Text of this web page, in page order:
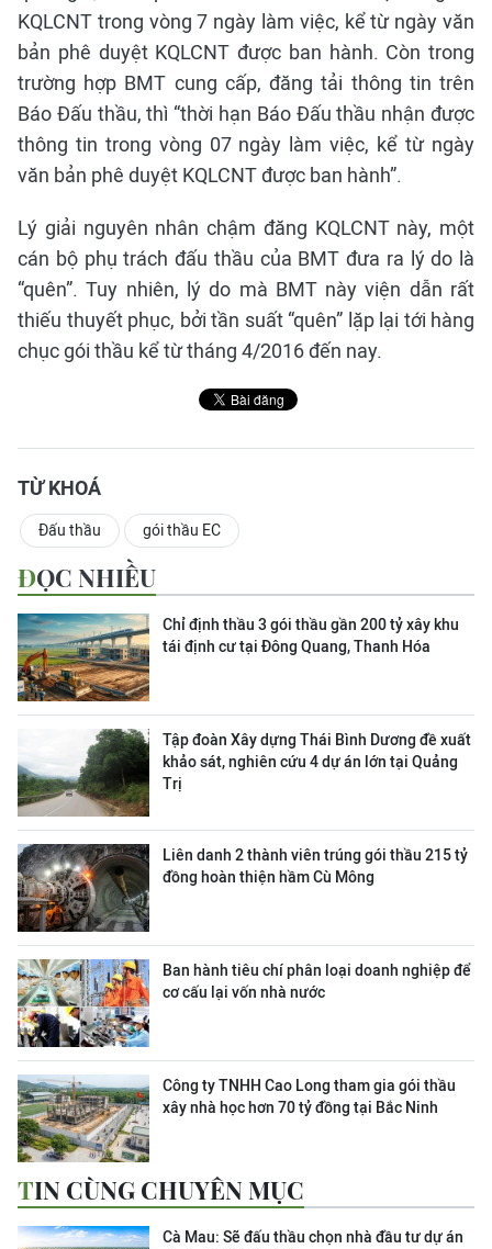
KQLCNT trong vòng 7 ngày làm việc, kể từ ngày văn
bản phê duyệt KQLCNT được ban hành. Còn trong
trường hợp BMT cung cấp, đăng tải thông tin trên
Báo Đấu thầu, thì “thời hạn Báo Đấu thầu nhận được
thông tin trong vòng 07 ngày làm việc, kể từ ngày
văn bản phê duyệt KQLCNT được ban hành”.
Lý giải nguyên nhân chậm đăng KQLCNT này, một
cán bộ phụ trách đấu thầu của BMT đưa ra lý do là
“quên”. Tuy nhiên, lý do mà BMT này viện dẫn rất
thiếu thuyết phục, bởi tần suất “quên” lặp lại tới hàng
chục gói thầu kể từ tháng 4/2016 đến nay.
TỪ KHOÁ
Đấu thầu gói thầu EC
ĐỌC NHIỀU
Chỉ định thầu 3 gói thầu gần 200 tỷ xây khu
tái định cư tại Đông Quang, Thanh Hóa
Tập đoàn Xây dựng Thái Bình Dương đề xuất
khảo sát, nghiên cứu 4 dự án lớn tại Quảng
Trị
Liên danh 2 thành viên trúng gói thầu 215 tỷ
đồng hoàn thiện hầm Cù Mông
Ban hành tiêu chí phân loại doanh nghiệp để
cơ cấu lại vốn nhà nước
Công ty TNHH Cao Long tham gia gói thầu
xây nhà học hơn 70 tỷ đồng tại Bắc Ninh
TIN CÙNG CHUYÊN MỤC
Cà Mau: Sẽ đấu thầu chọn nhà đầu tư dự án